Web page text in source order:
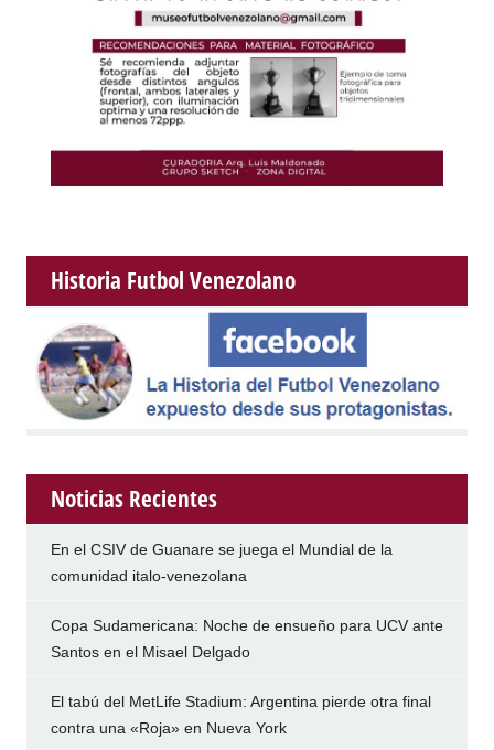
Historia Futbol Venezolano
Noticias Recientes
En el CSIV de Guanare se juega el Mundial de la
comunidad italo-venezolana
Copa Sudamericana: Noche de ensueño para UCV ante
Santos en el Misael Delgado
El tabú del MetLife Stadium: Argentina pierde otra final
contra una «Roja» en Nueva York